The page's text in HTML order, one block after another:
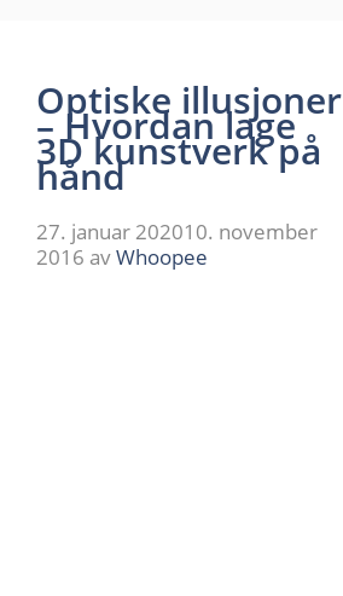
Optiske illusjoner
– Hvordan lage
3D kunstverk på
hånd
27. januar 202010. november
2016 avWhoopee